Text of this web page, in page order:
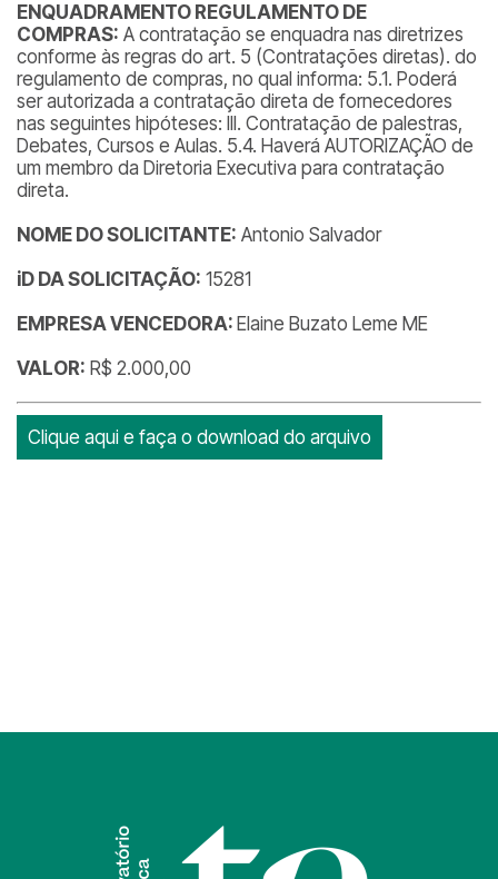
ENQUADRAMENTO REGULAMENTO DE
COMPRAS: A contratação se enquadra nas diretrizes
conforme às regras do art. 5 (Contratações diretas). do
regulamento de compras, no qual informa: 5.1. Poderá
ser autorizada a contratação direta de fornecedores
nas seguintes hipóteses: III. Contratação de palestras,
Debates, Cursos e Aulas. 5.4. Haverá AUTORIZAÇÃO de
um membro da Diretoria Executiva para contratação
direta.
NOME DO SOLICITANTE: Antonio Salvador
iD DA SOLICITAÇÃO: 15281
EMPRESA VENCEDORA: Elaine Buzato Leme ME
VALOR: R$ 2.000,00
Clique aqui e faça o download do arquivo